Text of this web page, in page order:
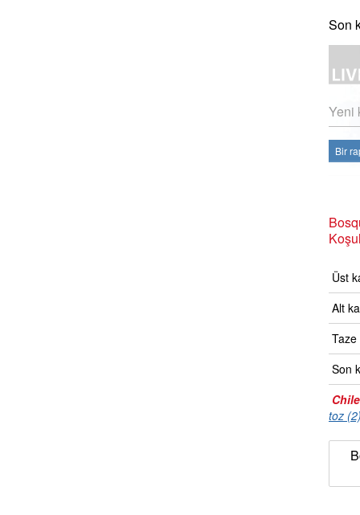
Son
Yeni
Bir
Üst
Alt
Taze
Son
Chile
toz (2)